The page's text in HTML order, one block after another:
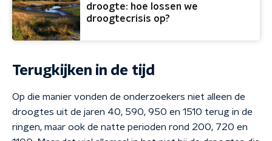
droogte: hoe lossen we
droogtecrisis op?
Terugkijken in de tijd
Op die manier vonden de onderzoekers niet alleen de
droogtes uit de jaren 40, 590, 950 en 1510 terug in de
ringen, maar ook de natte perioden rond 200, 720 en